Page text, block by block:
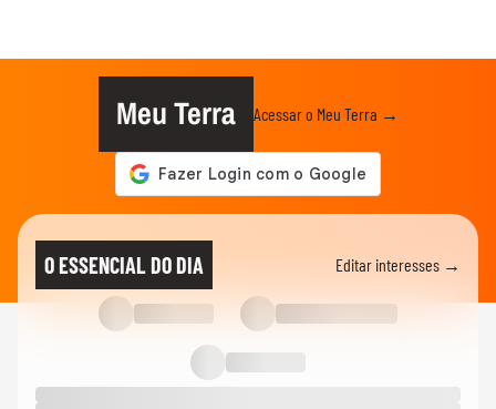
Meu Terra Acessar o Meu Terra →
O ESSENCIAL DO DIA Editar interesses →